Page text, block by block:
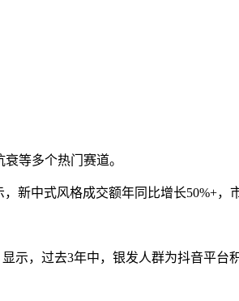
等多个热门赛道。
新中式风格成交额年同比增长50%+，
示，过去3年中，银发人群为抖音平台